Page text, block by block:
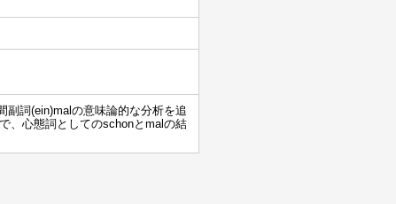
副詞(ein)malの意味論的な分析を追
、心態詞としてのschonとmalの結